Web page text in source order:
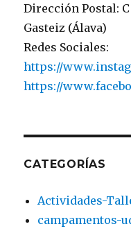
Dirección Postal:
Gasteiz (Álava)
Redes Sociales:
https://
https://
CATEGORÍAS
Actividades-
campamentos-